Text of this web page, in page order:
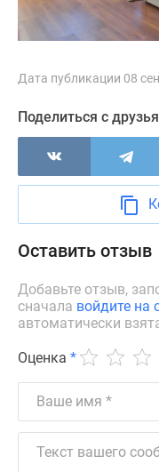
ипотека
Дома
коттеджи
поселки
Москве
коттеджные
поселки
коттеджные
поселки
Коттеджные
поселки
поселки
Дата публикации 08
Поделиться с
Оставить отзыв
Добавьте отзыв,
сначала войдите на
автоматически
Оценка *